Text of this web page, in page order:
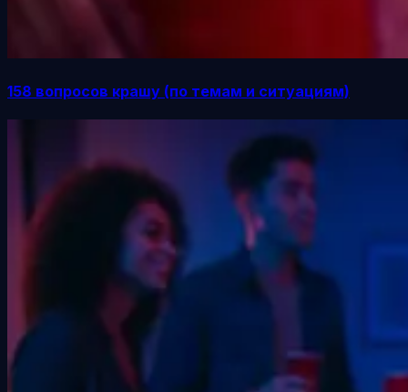
158 вопросов крашу (по темам и ситуациям)